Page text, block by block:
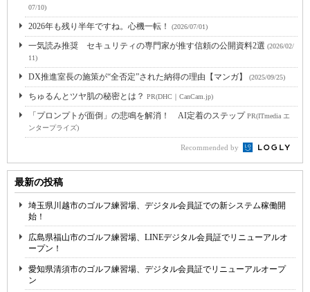
07/10)
2026年も残り半年ですね。心機一転！ (2026/07/01)
一気読み推奨 セキュリティの専門家が推す信頼の公開資料2選 (2026/02/
11)
DX推進室長の施策が“全否定”された納得の理由【マンガ】 (2025/09/25)
ちゅるんとツヤ肌の秘密とは？ PR(DHC｜CanCam.jp)
「プロンプトが面倒」の悲鳴を解消！ AI定着のステップPR(ITmedia エ
ンタープライズ)
Recommended by
最新の投稿
埼玉県川越市のゴルフ練習場、デジタル会員証での新システム稼働開
始！
広島県福山市のゴルフ練習場、LINEデジタル会員証でリニューアルオ
ープン！
愛知県清須市のゴルフ練習場、デジタル会員証でリニューアルオープ
ン